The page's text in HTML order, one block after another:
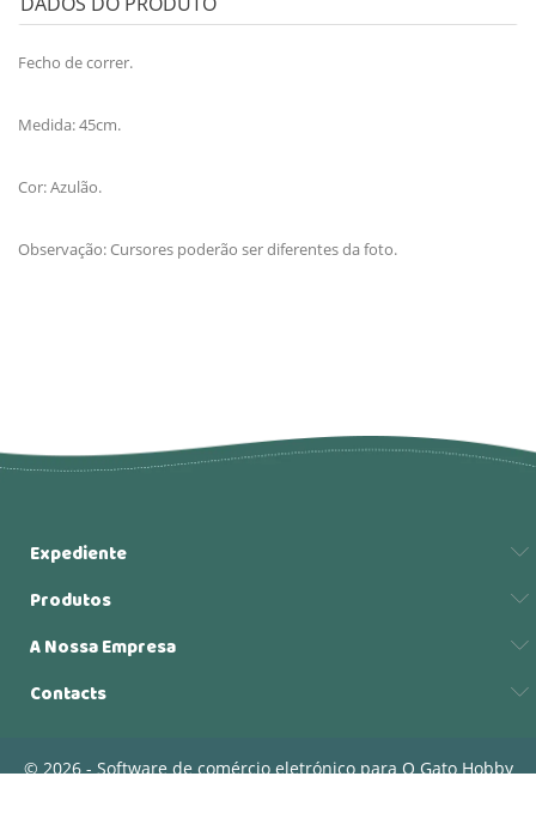
Fecho de correr.
Medida: 45cm.
Cor: Azulão.
Observação: Cursores poderão ser diferentes da foto.
Expediente
Produtos
A Nossa Empresa
Contacts
© 2026 - Software de comércio eletrónico para O Gato Hobby